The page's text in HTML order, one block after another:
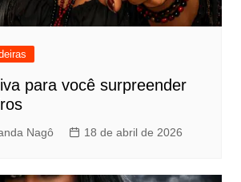
para você surpreender
Nagô 18 de abril de 2026